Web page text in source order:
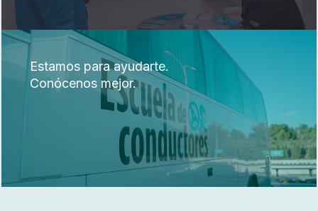
Estamos para ayudarte.
Conócenos mejor.